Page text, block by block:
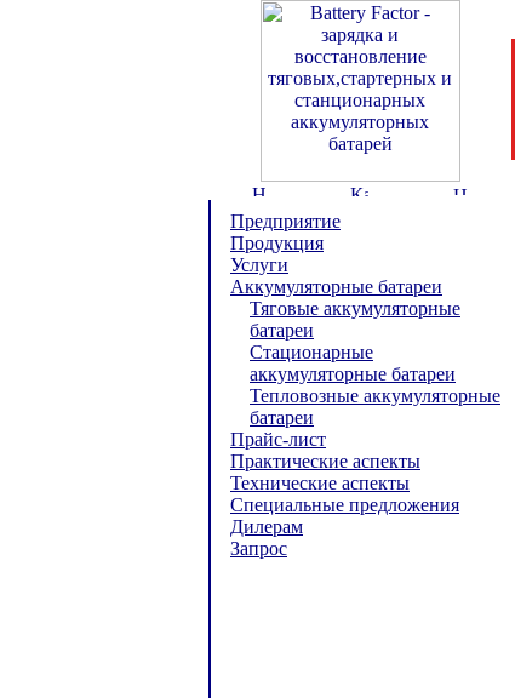
Предприятие
Продукция
Услуги
Аккумуляторные батареи
Тяговые аккумуляторные
батареи
Стационарные
аккумуляторные батареи
Тепловозные аккумуляторные
батареи
Прайс-лист
Практические аспекты
Технические аспекты
Специальные предложения
Дилерам
Запрос